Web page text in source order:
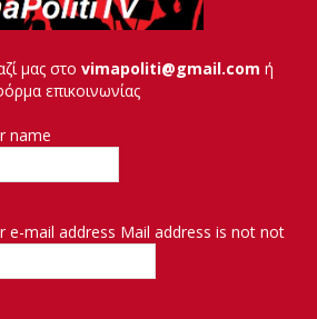
μας στο vimapoliti@gmail.com ή
επικοινωνίας
name
e-mail address Mail address is not not